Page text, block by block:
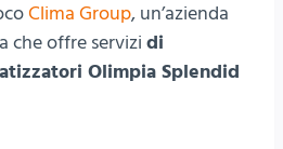
Clima Group, un’azienda
che offre servizidi
Olimpia Splendid